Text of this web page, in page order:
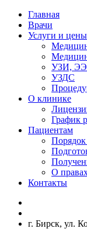
Главная
Врачи
Услуги и цены
УЗИ,
УЗДС
О клинике
График
Пациентам
О
Контакты
г. Бирск, ул.